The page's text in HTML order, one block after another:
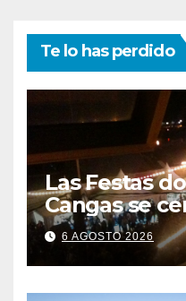
Te lo has perdido
Las Festas
Cangas se
gallegos
6 AGOSTO 2026